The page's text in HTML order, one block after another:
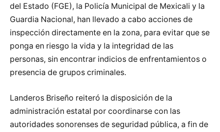
del Estado (FGE), la Policía Municipal de Mexicali y la
Guardia Nacional, han llevado a cabo acciones de
inspección directamente en la zona, para evitar que se
ponga en riesgo la vida y la integridad de las
personas, sin encontrar indicios de enfrentamientos o
presencia de grupos criminales.
Landeros Briseño reiteró la disposición de la
administración estatal por coordinarse con las
autoridades sonorenses de seguridad pública, a fin de